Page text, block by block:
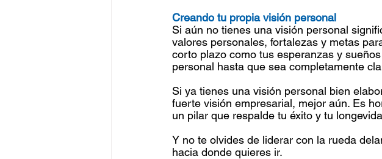
Creando tu propia visión personal
Si aún no tienes una visión personal
valores personales, fortalezas y metas
corto plazo como tus esperanzas y
personal hasta que sea completamente
Si ya tienes una visión personal bien
fuerte visión empresarial, mejor aún. Es
un pilar que respalde tu éxito y tu
Y no te olvides de liderar con la rueda
hacia donde quieres ir.